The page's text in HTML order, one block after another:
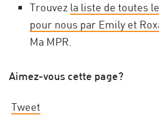
Trouvez la liste de toutes
pour nous par Emily et
Ma MPR.
Aimez-vous cette page?
Tweet